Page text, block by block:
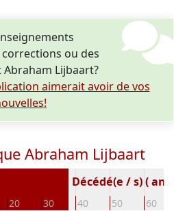
ou des
Lijbaart?
aimerait avoir de vos
Abraham Lijbaart
20 30 40 50 60
Décédé(e / s) ( an)